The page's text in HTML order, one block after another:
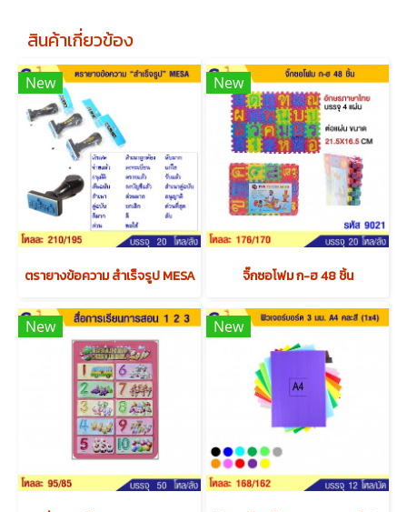
สินค้าเกี่ยวข้อง
New
ตรายางข้อความ สำเร็จรูป MESA
New
จิ๊กซอโฟม ก-ฮ 48 ชิ้น
New New